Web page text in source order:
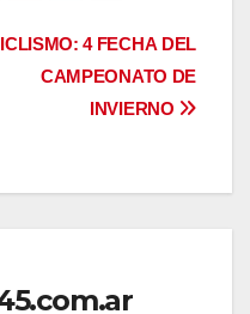
4 FECHA DEL
CAMPEONATO DE
INVIERNO